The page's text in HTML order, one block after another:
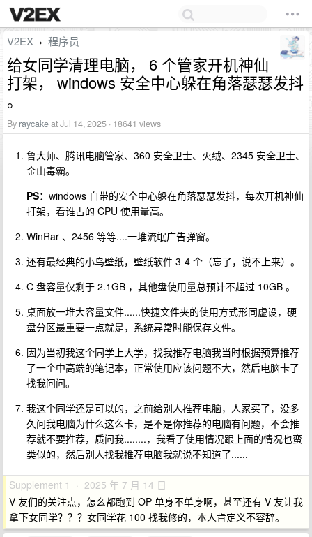
V2EX › 程序员
给女同学清理电脑， 6 个管家开机神仙
打架， windows 安全中心躲在角落瑟瑟发抖
。
By raycakeat Jul 14, 2025 · 18641 views
鲁大师、腾讯电脑管家、360 安全卫士、火绒、2345 安全卫士、
金山毒霸。
PS： windows 自带的安全中心躲在角落瑟瑟发抖，每次开机神仙
打架，看谁占的 CPU 使用量高。
WinRar 、2456 等等....一堆流氓广告弹窗。
还有最经典的小鸟壁纸，壁纸软件 3-4 个（忘了，说不上来）。
C 盘容量仅剩于 2.1GB ，其他盘使用量总预计不超过 10GB 。
桌面放一堆大容量文件......快捷文件夹的使用方式形同虚设，硬
盘分区最重要一点就是，系统异常时能保存文件。
因为当初我这个同学上大学，找我推荐电脑我当时根据预算推荐
了一个中高端的笔记本，正常使用应该问题不大，然后电脑卡了
找我问问。
我这个同学还是可以的，之前给别人推荐电脑，人家买了，没多
久问我电脑为什么这么卡，是不是你推荐的电脑有问题，不会推
荐就不要推荐，质问我........，我看了使用情况跟上面的情况也蛮
类似的，然后别人找我推荐电脑我就说不知道了......
Supplement 1 · 2025 年 7 月 14 日
V 友们的关注点，怎么都跑到 OP 单身不单身啊，甚至还有 V 友让我
拿下女同学？？？女同学花 100 找我修的，本人肯定义不容辞。